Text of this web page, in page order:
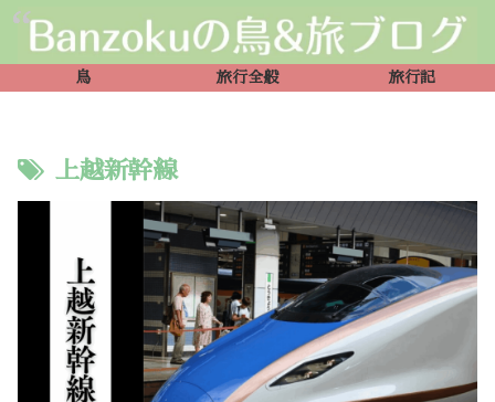
鳥 旅行全般 旅行記
上越新幹線